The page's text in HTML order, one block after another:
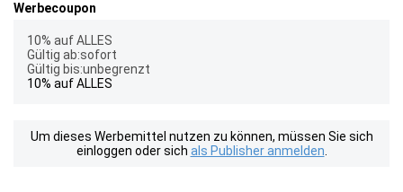
Werbecoupon
10% auf ALLES
Gültig ab:sofort
Gültig bis:unbegrenzt
10% auf ALLES
Um dieses Werbemittel nutzen zu können, müssen Sie sich
einloggen oder sich als Publisher anmelden